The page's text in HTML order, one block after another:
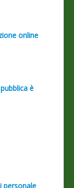
online
è
personale